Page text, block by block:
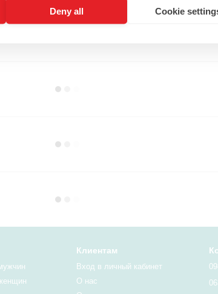
Клиентам
Вход в личный кабинет
О нас
Deny all Cookie